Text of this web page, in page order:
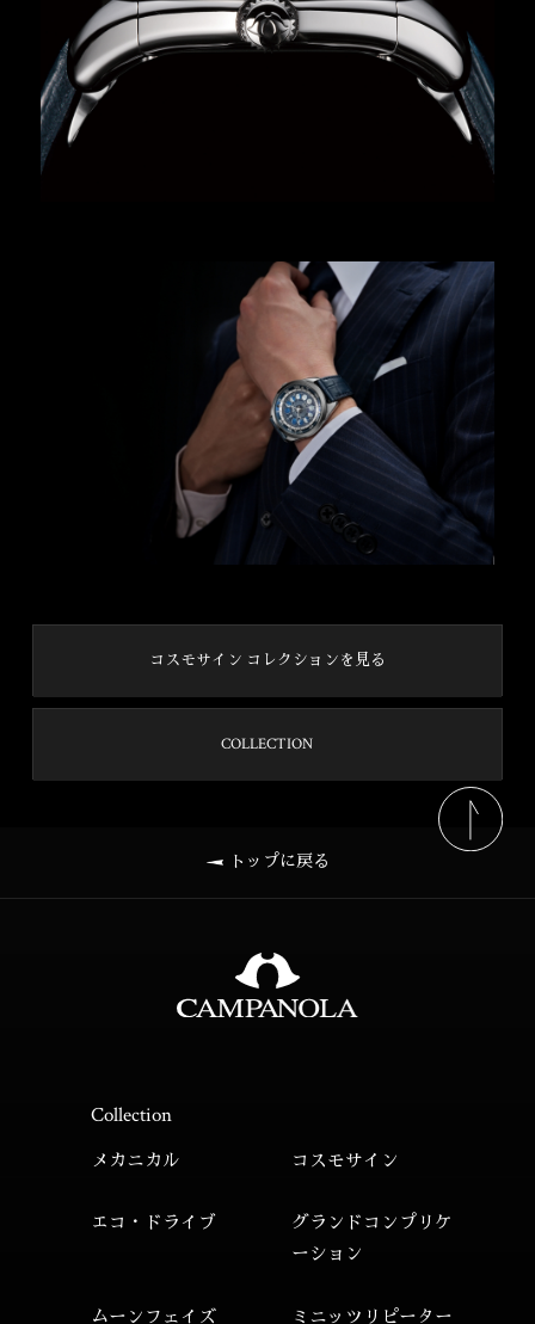
コスモサイン コレクションを見る
COLLECTION
トップに戻る
Collection
メカニカル
グランドコンプリケ
ーション
ミニッツリピーター
エコ・ドライブ
コスモサイン
ムーンフェイズ